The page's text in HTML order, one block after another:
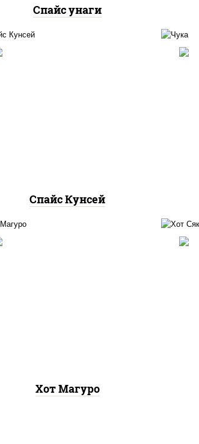
Спайс унаги
Спайс Кунсей
Хот Магуро